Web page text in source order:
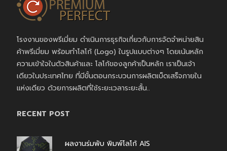
โรงงานของพรีเมี่ยม ดำเนินการธุรกิจเกี่ยวกับการจัดจำหน่ายสิน
ค้าพรีเมี่ยม พร้อมทำโลโก้ (Logo) ในรูปแบบต่างๆ โดยเน้นหลัก
ความเข้าใจในตัวสินค้าและ โลโก้ของลูกค้าเป็นหลัก เราเป็นเจ้า
เดียวในประเทศไทย ที่มีขั้นตอนกระบวนการผลิตเบ็ดเสร็จภายใน
แห่งเดียว ด้วยการผลิตที่ใช้ระยะเวลาระยะสั้น..
RECENT POST
ผลงานร่มพับ พิมพ์โลโก้ AIS